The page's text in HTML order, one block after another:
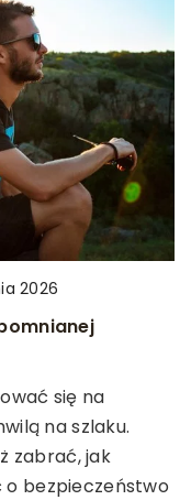
2024
nierdzewnej
dzięki
nierdzewnej,
2026
się na
na szlaku.
zabrać, jak
bezpieczeństwo
2024
niemieckiego z
Przyspiesz
pogłębiaj